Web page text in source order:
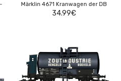
Märklin 4671 Kranwagen der DB
34.99€